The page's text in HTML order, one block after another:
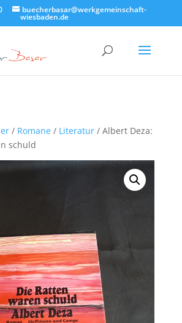
buecherbasar@werkgemeinschaft-
wiesbaden.de
/ Romane/ Literatur/ Albert Deza:
schuld